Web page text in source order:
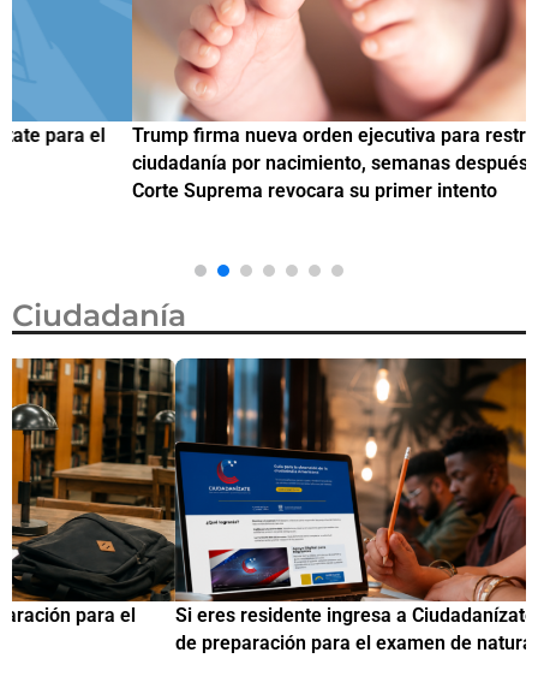
Trump firma nueva orden ejecutiva para restringir la
ciudadanía por nacimiento, semanas después de que la
Corte Suprema revocara su primer intento
Ciudadanía
Si eres residente ingresa a Ciudadanízate, el curso gratuito
de preparación para el examen de naturalización en EUA